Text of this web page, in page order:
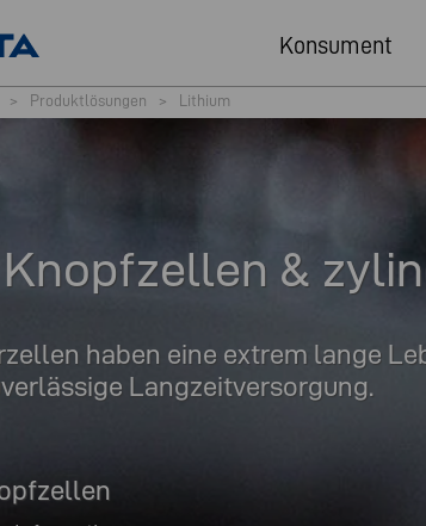
Konsument
> Produktlösungen > Lithium
&
haben eine extrem lange
Langzeitversorgung.